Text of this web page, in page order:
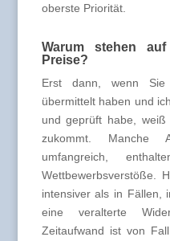
oberste Priorität.
Warum stehen
Preise?
Erst dann, wenn Sie
übermittelt haben und
und geprüft habe,
zukommt. Manche
umfangreich,
Wettbewerbsverstöße.
intensiver als in Fällen,
eine veralterte
Zeitaufwand ist von